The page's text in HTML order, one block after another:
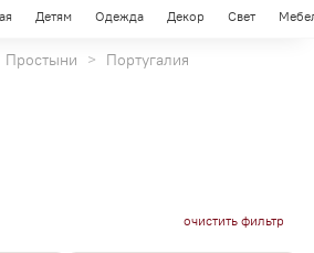
Детям Одежда Декор Свет
Простыни Португалия
очистить фильтр